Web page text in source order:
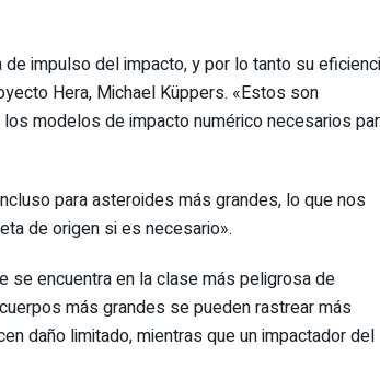
impulso del impacto, y por lo tanto su
Hera, Michael Küppers. «Estos son
modelos de impacto numérico necesarios
para asteroides más grandes, lo que nos
de origen si es necesario».
se encuentra en la clase más peligrosa de
más grandes se pueden rastrear más
daño limitado, mientras que un impactador del